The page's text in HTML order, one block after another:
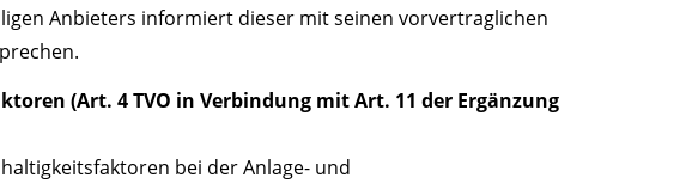
Anbieters informiert dieser mit seinen vorvertraglichen
(Art. 4 TVO in Verbindung mit Art. 11 der Ergänzung
bei der Anlage- und